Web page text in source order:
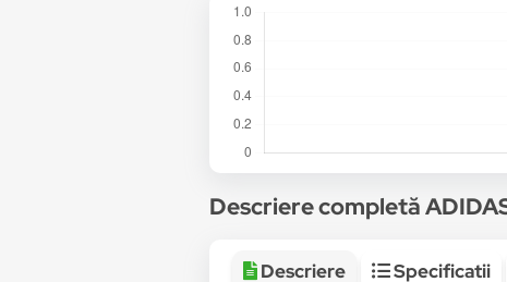
Descriere completă
Descriere Specificatii